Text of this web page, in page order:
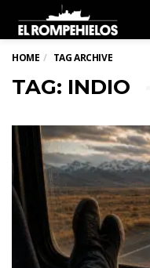
HOME TAG ARCHIVE
TAG: INDIO